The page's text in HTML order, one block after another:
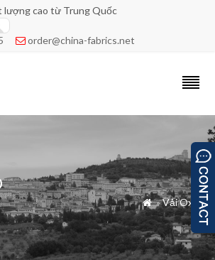
lượng cao từ Trung Quốc
 order@china-fabrics.net
 »Vải Oxford